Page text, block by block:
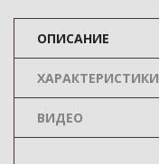
ОПИСАНИЕ
ХАРАКТЕРИСТИКИ
ВИДЕО